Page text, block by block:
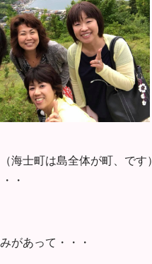
海士町は島全体が町、です）
・
があって・・・